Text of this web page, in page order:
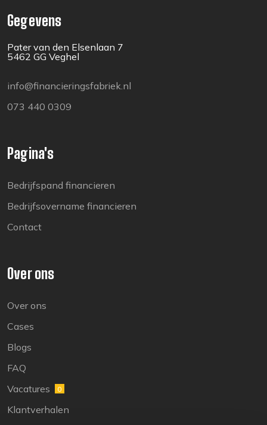
Gegevens
Pater van den Elsenlaan 7
5462 GG Veghel
info@financieringsfabriek.nl
073 440 0309
Pagina's
Bedrijfspand financieren
Bedrijfsovername financieren
Contact
Over ons
Over ons
Cases
Blogs
FAQ
Vacatures
0
Klantverhalen